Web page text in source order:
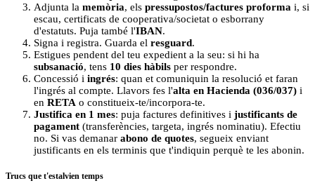
Adjunta la memòria, els pressupostos/factures proforma i, si
escau, certificats de cooperativa/societat o esborrany
d'estatuts. Puja també l'IBAN.
Signa i registra. Guarda el resguard.
Estigues pendent del teu expedient a la seu: si hi ha
subsanació, tens 10 dies hàbils per respondre.
Concessió i ingrés: quan et comuniquin la resolució et faran
l'ingrés al compte. Llavors fes l'alta en Hacienda (036/037) i
en RETA o constitueix‑te/incorpora‑te.
Justifica en 1 mes: puja factures definitives i justificants de
pagament (transferències, targeta, ingrés nominatiu). Efectiu
no. Si vas demanar abono de quotes, segueix enviant
justificants en els terminis que t'indiquin perquè te les abonin.
Trucs que t'estalvien temps